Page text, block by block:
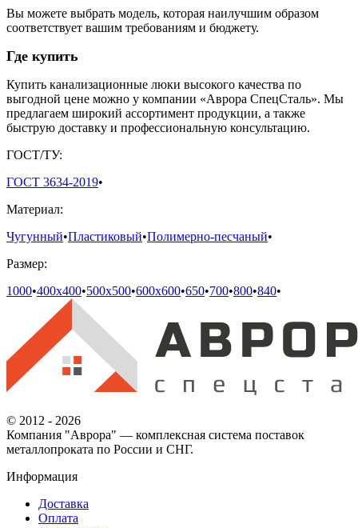
Вы можете выбрать модель, которая наилучшим образом
соответствует вашим требованиям и бюджету.
Где купить
Купить канализационные люки высокого качества по
выгодной цене можно у компании «Аврора СпецСталь». Мы
предлагаем широкий ассортимент продукции, а также
быструю доставку и профессиональную консультацию.
ГОСТ/ТУ:
ГОСТ 3634-2019•
Материал:
Чугунный•Пластиковый•Полимерно-песчаный•
Размер:
1000•400х400•500х500•600х600•650•700•800•840•
© 2012 - 2026
Компания "Аврора" — комплексная система поставок
металлопроката по России и СНГ.
Информация
Доставка
Оплата